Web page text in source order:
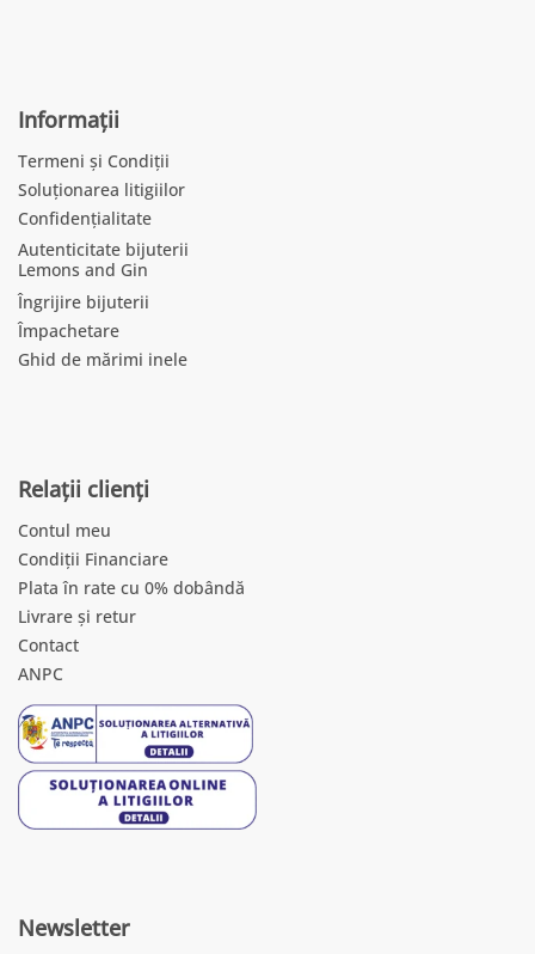
Informații
Termeni și Condiții
Soluționarea litigiilor
Confidențialitate
Autenticitate bijuterii
Lemons and Gin
Îngrijire bijuterii
Împachetare
Ghid de mărimi inele
Relații clienți
Contul meu
Condiții Financiare
Plata în rate cu 0% dobândă
Livrare și retur
Contact
ANPC
Newsletter